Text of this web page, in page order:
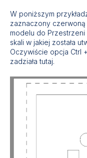
W poniższym
zaznaczony czerwoną
modelu do
skali w jakiej została
Oczywiście opcja Ctrl
zadziała tutaj.